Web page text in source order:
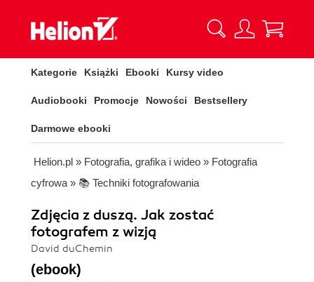
Kategorie Książki Ebooki Kursy video
Audiobooki Promocje Nowości Bestsellery
Darmowe ebooki
Helion.pl » Fotografia, grafika i wideo » Fotografia
cyfrowa » 📚 Techniki fotografowania
Zdjęcia z duszą. Jak zostać
fotografem z wizją
David duChemin
(ebook)